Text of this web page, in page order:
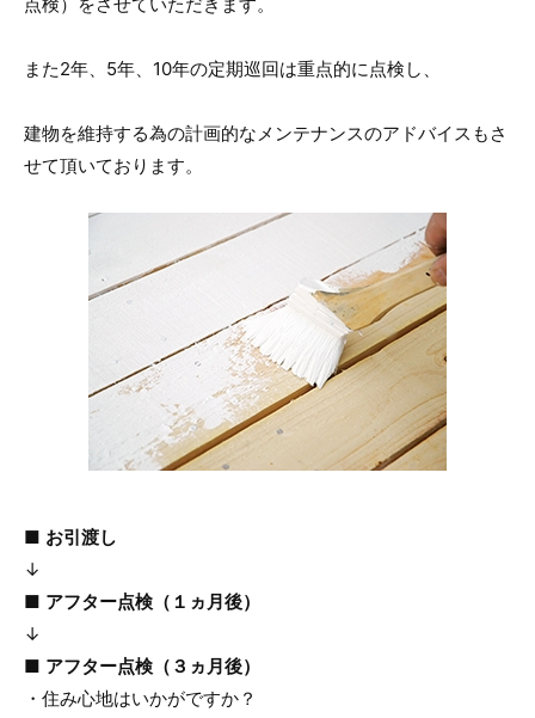
また2年、5年、10年の定期巡回は重点的に点検し、
建物を維持する為の計画的なメンテナンスのアドバイスもさ
せて頂いております。
■ お引渡し
↓
■ アフター点検（１ヵ月後）
↓
■ アフター点検（３ヵ月後）
・住み心地はいかがですか？